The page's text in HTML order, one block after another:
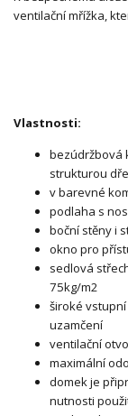
ventilační mřížka,
Vlastnosti:
bezúdržbová
strukturou
v barevné
podlaha s
boční stěny i
okno pro
sedlová
75kg/m2
široké
uzamčení
ventilační
maximální
domek je
nutnosti